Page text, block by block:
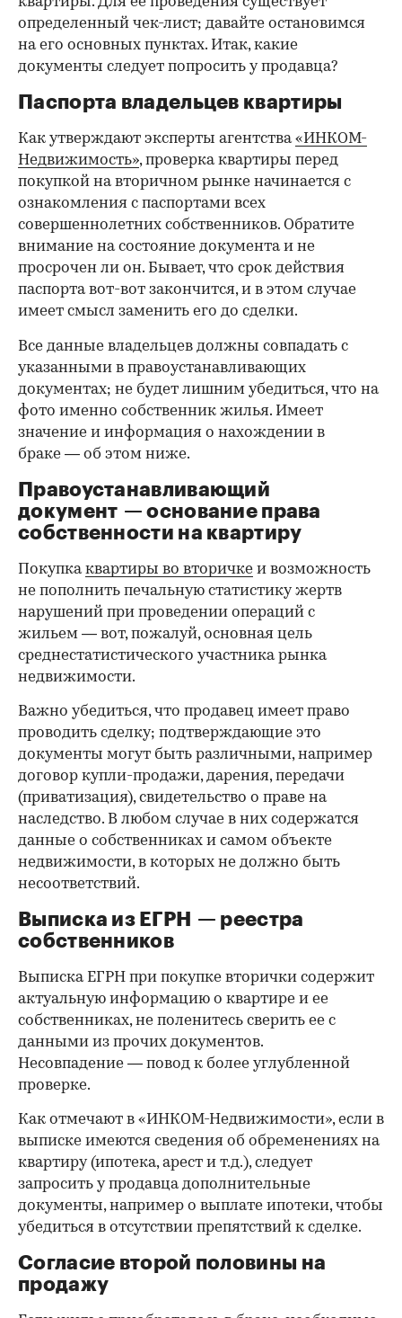
определенный чек-лист; давайте остановимся
на его основных пунктах. Итак, какие
документы следует попросить у продавца?
Паспорта владельцев квартиры
Как утверждают эксперты агентства«ИНКОМ-
Недвижимость», проверка квартиры перед
покупкой на вторичном рынке начинается с
ознакомления с паспортами всех
совершеннолетних собственников. Обратите
внимание на состояние документа и не
просрочен ли он. Бывает, что срок действия
паспорта вот-вот закончится, и в этом случае
имеет смысл заменить его до сделки.
00:00 / 00:00
Все данные владельцев должны совпадать с
указанными в правоустанавливающих
документах; не будет лишним убедиться, что на
фото именно собственник жилья. Имеет
значение и информация о нахождении в
браке — об этом ниже.
Правоустанавливающий
документ — основание права
собственности на квартиру
Покупкаквартиры во вторичке и возможность
не пополнить печальную статистику жертв
нарушений при проведении операций с
жильем — вот, пожалуй, основная цель
среднестатистического участника рынка
недвижимости.
Важно убедиться, что продавец имеет право
проводить сделку; подтверждающие это
документы могут быть различными, например
договор купли-продажи, дарения, передачи
(приватизация), свидетельство о праве на
наследство. В любом случае в них содержатся
данные о собственниках и самом объекте
недвижимости, в которых не должно быть
несоответствий.
Выписка из ЕГРН — реестра
собственников
Выписка ЕГРН при покупке вторички содержит
актуальную информацию о квартире и ее
собственниках, не поленитесь сверить ее с
данными из прочих документов.
Несовпадение — повод к более углубленной
проверке.
Как отмечают в «ИНКОМ-Недвижимости», если в
выписке имеются сведения об обременениях на
квартиру (ипотека, арест и т.д.), следует
запросить у продавца дополнительные
документы, например о выплате ипотеки, чтобы
убедиться в отсутствии препятствий к сделке.
Согласие второй половины на
продажу